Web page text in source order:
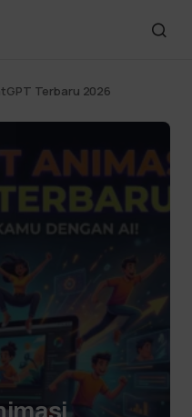
Terbaru 2026